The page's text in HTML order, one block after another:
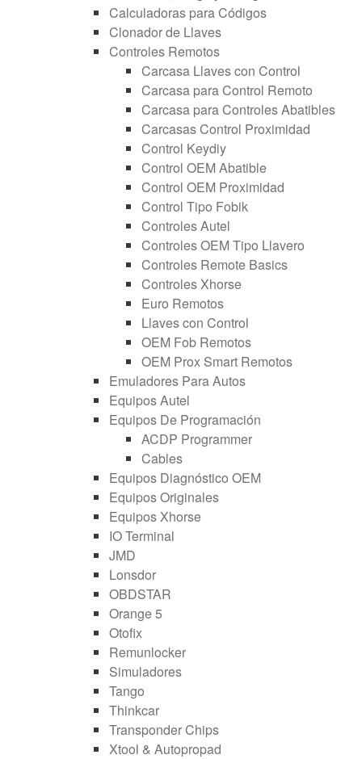
Calculadoras para Códigos
Clonador de Llaves
Controles Remotos
Carcasa Llaves con Control
Carcasa para Control Remoto
Carcasa para Controles Abatibles
Carcasas Control Proximidad
Control Keydiy
Control OEM Abatible
Control OEM Proximidad
Control Tipo Fobik
Controles Autel
Controles OEM Tipo Llavero
Controles Remote Basics
Controles Xhorse
Euro Remotos
Llaves con Control
OEM Fob Remotos
OEM Prox Smart Remotos
Emuladores Para Autos
Equipos Autel
Equipos De Programación
ACDP Programmer
Cables
Equipos Diagnóstico OEM
Equipos Originales
Equipos Xhorse
IO Terminal
JMD
Lonsdor
OBDSTAR
Orange 5
Otofix
Remunlocker
Simuladores
Tango
Thinkcar
Transponder Chips
Xtool & Autopropad